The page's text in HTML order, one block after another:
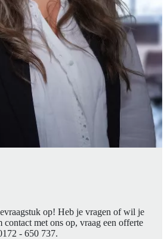
op! Heb je vragen of wil je
contact met ons op, vraag een offerte
- 650 737.